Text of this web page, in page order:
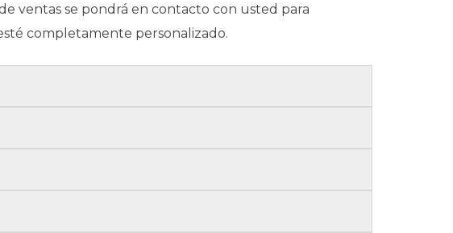
ventas se pondrá en contacto con usted para
completamente personalizado.